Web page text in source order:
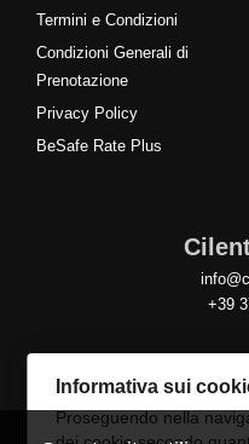
Termini e Condizioni
Condizioni Generali di
Prenotazione
Privacy Policy
BeSafe Rate Plus
+39
Informativa sui
Proseguendo nella